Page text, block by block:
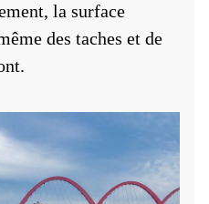
la surface
des taches et de